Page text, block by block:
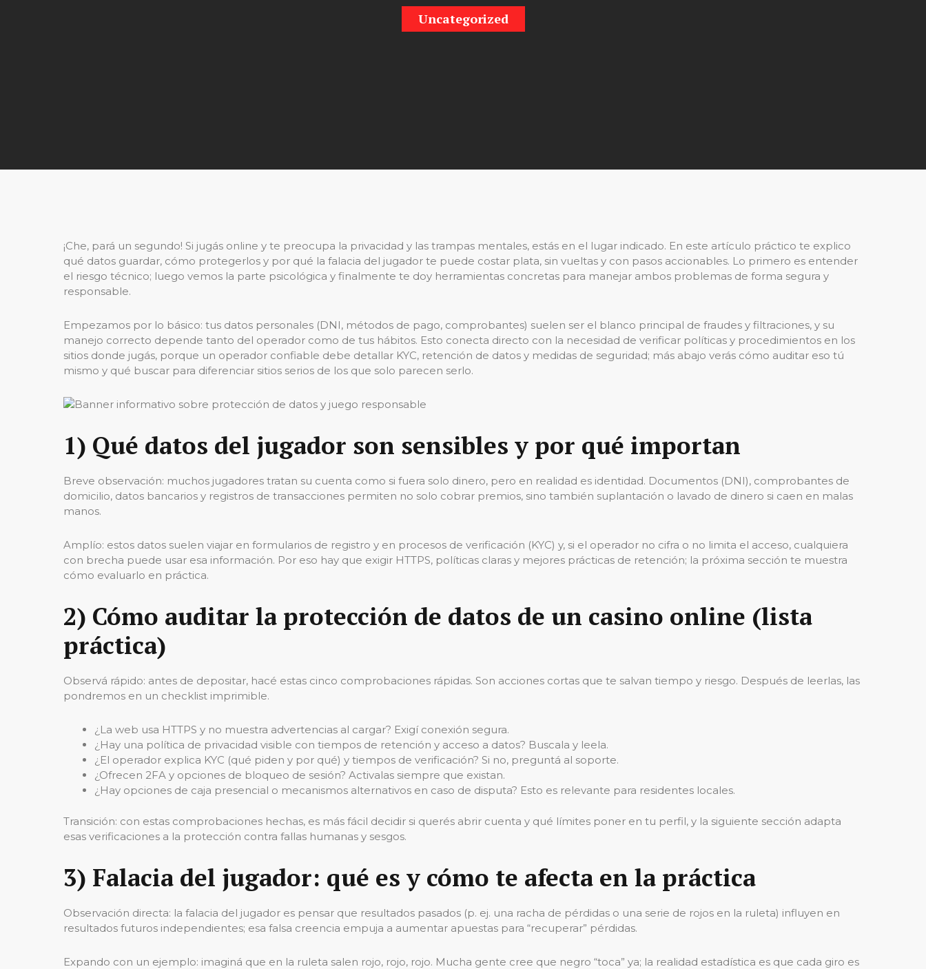
Uncategorized
¡Che, pará un segundo! Si jugás online y te preocupa la privacidad y las trampas mentales, estás en el lugar indicado. En este artículo práctico te explico
qué datos guardar, cómo protegerlos y por qué la falacia del jugador te puede costar plata, sin vueltas y con pasos accionables. Lo primero es entender
el riesgo técnico; luego vemos la parte psicológica y finalmente te doy herramientas concretas para manejar ambos problemas de forma segura y
responsable.
Empezamos por lo básico: tus datos personales (DNI, métodos de pago, comprobantes) suelen ser el blanco principal de fraudes y filtraciones, y su
manejo correcto depende tanto del operador como de tus hábitos. Esto conecta directo con la necesidad de verificar políticas y procedimientos en los
sitios donde jugás, porque un operador confiable debe detallar KYC, retención de datos y medidas de seguridad; más abajo verás cómo auditar eso tú
mismo y qué buscar para diferenciar sitios serios de los que solo parecen serlo.
1) Qué datos del jugador son sensibles y por qué importan
Breve observación: muchos jugadores tratan su cuenta como si fuera solo dinero, pero en realidad es identidad. Documentos (DNI), comprobantes de
domicilio, datos bancarios y registros de transacciones permiten no solo cobrar premios, sino también suplantación o lavado de dinero si caen en malas
manos.
Amplío: estos datos suelen viajar en formularios de registro y en procesos de verificación (KYC) y, si el operador no cifra o no limita el acceso, cualquiera
con brecha puede usar esa información. Por eso hay que exigir HTTPS, políticas claras y mejores prácticas de retención; la próxima sección te muestra
cómo evaluarlo en práctica.
2) Cómo auditar la protección de datos de un casino online (lista
práctica)
Observá rápido: antes de depositar, hacé estas cinco comprobaciones rápidas. Son acciones cortas que te salvan tiempo y riesgo. Después de leerlas, las
pondremos en un checklist imprimible.
¿La web usa HTTPS y no muestra advertencias al cargar? Exigí conexión segura.
¿Hay una política de privacidad visible con tiempos de retención y acceso a datos? Buscala y leela.
¿El operador explica KYC (qué piden y por qué) y tiempos de verificación? Si no, preguntá al soporte.
¿Ofrecen 2FA y opciones de bloqueo de sesión? Activalas siempre que existan.
¿Hay opciones de caja presencial o mecanismos alternativos en caso de disputa? Esto es relevante para residentes locales.
Transición: con estas comprobaciones hechas, es más fácil decidir si querés abrir cuenta y qué límites poner en tu perfil, y la siguiente sección adapta
esas verificaciones a la protección contra fallas humanas y sesgos.
3) Falacia del jugador: qué es y cómo te afecta en la práctica
Observación directa: la falacia del jugador es pensar que resultados pasados (p. ej. una racha de pérdidas o una serie de rojos en la ruleta) influyen en
resultados futuros independientes; esa falsa creencia empuja a aumentar apuestas para “recuperar” pérdidas.
Expando con un ejemplo: imaginá que en la ruleta salen rojo, rojo, rojo. Mucha gente cree que negro “toca” ya; la realidad estadística es que cada giro es